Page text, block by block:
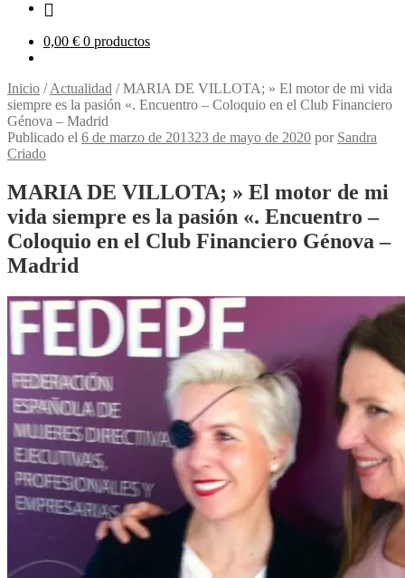
0,00 € 0 productos
Inicio /Actualidad /MARIA DE VILLOTA; » El motor de mi vida
siempre es la pasión «. Encuentro – Coloquio en el Club Financiero
Génova – Madrid
Publicado el 6 de marzo de 201323 de mayo de 2020 por Sandra
Criado
MARIA DE VILLOTA; » El motor de mi
vida siempre es la pasión «. Encuentro –
Coloquio en el Club Financiero Génova –
Madrid